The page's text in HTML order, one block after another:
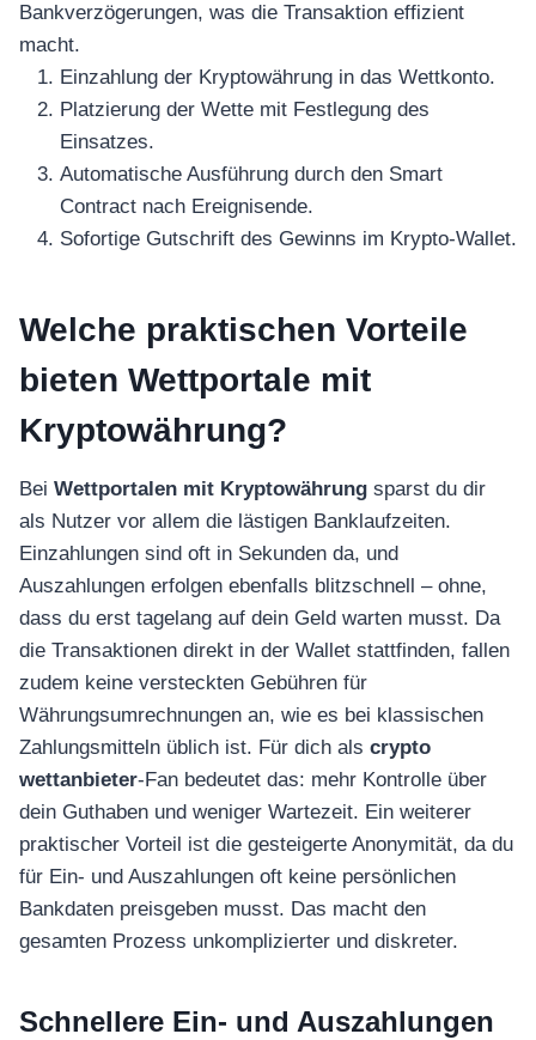
Bankverzögerungen, was die Transaktion effizient
macht.
Einzahlung der Kryptowährung in das Wettkonto.
Platzierung der Wette mit Festlegung des
Einsatzes.
Automatische Ausführung durch den Smart
Contract nach Ereignisende.
Sofortige Gutschrift des Gewinns im Krypto-Wallet.
Welche praktischen Vorteile
bieten Wettportale mit
Kryptowährung?
Bei Wettportalen mit Kryptowährung sparst du dir
als Nutzer vor allem die lästigen Banklaufzeiten.
Einzahlungen sind oft in Sekunden da, und
Auszahlungen erfolgen ebenfalls blitzschnell – ohne,
dass du erst tagelang auf dein Geld warten musst. Da
die Transaktionen direkt in der Wallet stattfinden, fallen
zudem keine versteckten Gebühren für
Währungsumrechnungen an, wie es bei klassischen
Zahlungsmitteln üblich ist. Für dich als crypto
wettanbieter-Fan bedeutet das: mehr Kontrolle über
dein Guthaben und weniger Wartezeit. Ein weiterer
praktischer Vorteil ist die gesteigerte Anonymität, da du
für Ein- und Auszahlungen oft keine persönlichen
Bankdaten preisgeben musst. Das macht den
gesamten Prozess unkomplizierter und diskreter.
Schnellere Ein- und Auszahlungen